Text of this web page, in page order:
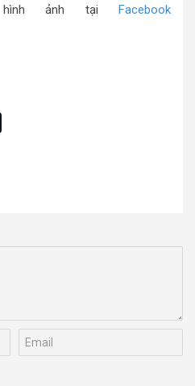
hình ảnh tại Facebook